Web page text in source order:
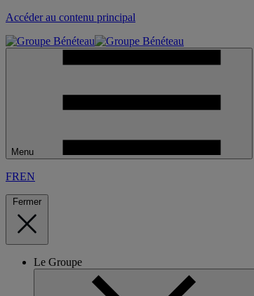
Accéder au contenu principal
Menu
FREN
Fermer
Le Groupe